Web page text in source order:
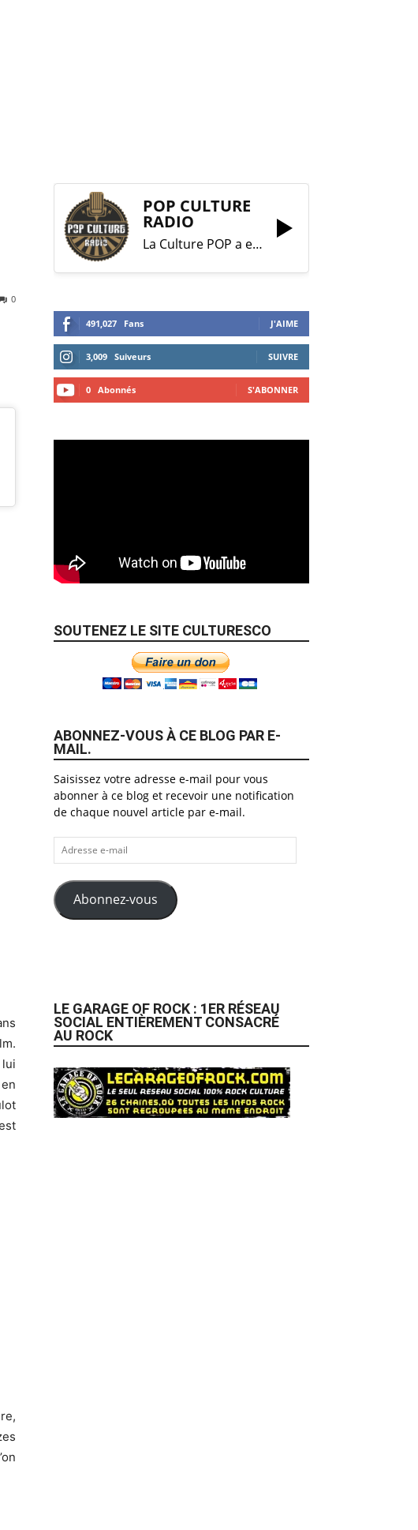
0
POP CULTURE
RADIO
La Culture POP a enfin trouvé sa RADIO !
491,027 Fans J'AIME
3,009 Suiveurs SUIVRE
0 Abonnés S'ABONNER
SOUTENEZ LE SITE CULTURESCO
ABONNEZ-VOUS À CE BLOG PAR E-
MAIL.
Saisissez votre adresse e-mail pour vous
abonner à ce blog et recevoir une notification
de chaque nouvel article par e-mail.
Adresse
e-
mail
Abonnez-vous
LE GARAGE OF ROCK : 1ER RÉSEAU
SOCIAL ENTIÈREMENT CONSACRÉ
AU ROCK